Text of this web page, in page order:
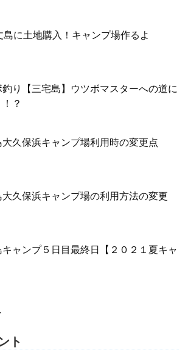
島に土地購入！キャンプ場作るよ
釣り【三宅島】ウツボマスターへの道に
？
大久保浜キャンプ場利用時の変更点
大久保浜キャンプ場の利用方法の変更
キャンプ５日目最終日【２０２１夏キャ
ト